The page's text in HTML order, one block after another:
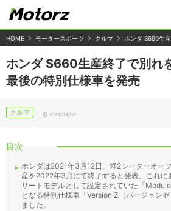
HOME モータースポーツ クルマ ホンダ S660生
ホンダ S660生産終了で別れ
最後の特別仕様車を発売
クルマ 2021/04/02
目次
ホンダは2021年3月12日、軽2シーターオー
産を2022年3月にて終了すると発表。これに
リートモデルとして設定されていた「
となる特別仕様車「Version Z（バージョン
ました。